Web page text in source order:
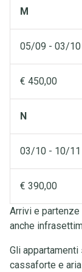
M
05/09 - 03/10
€ 450,00
N
03/10 - 10/11
€ 390,00
Arrivi e
anche
Gli
cassaforte e